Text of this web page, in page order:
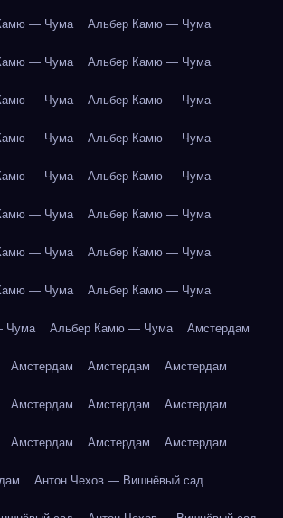
— Чума Альбер Камю — Чума
— Чума Альбер Камю — Чума
— Чума Альбер Камю — Чума
— Чума Альбер Камю — Чума
— Чума Альбер Камю — Чума
— Чума Альбер Камю — Чума
— Чума Альбер Камю — Чума
— Чума Альбер Камю — Чума
Чума Альбер Камю — Чума Амстердам
Амстердам Амстердам Амстердам
Амстердам Амстердам Амстердам
Амстердам Амстердам Амстердам
Антон Чехов — Вишнёвый сад